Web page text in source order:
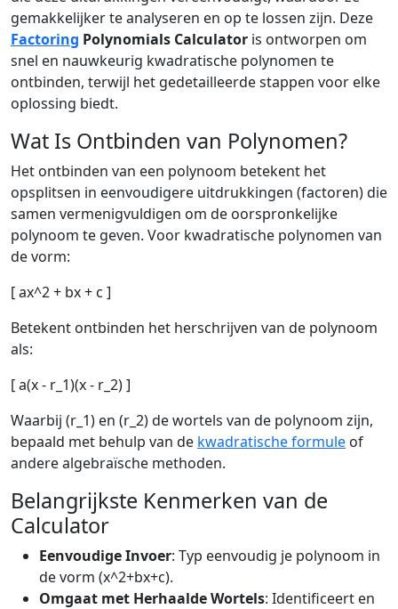
gemakkelijker te analyseren en op te lossen zijn. Deze
Factoring Polynomials Calculator is ontworpen om
snel en nauwkeurig kwadratische polynomen te
ontbinden, terwijl het gedetailleerde stappen voor elke
oplossing biedt.
Wat Is Ontbinden van Polynomen?
Het ontbinden van een polynoom betekent het
opsplitsen in eenvoudigere uitdrukkingen (factoren) die
samen vermenigvuldigen om de oorspronkelijke
polynoom te geven. Voor kwadratische polynomen van
de vorm:
[ ax^2 + bx + c ]
Betekent ontbinden het herschrijven van de polynoom
als:
[ a(x - r_1)(x - r_2) ]
Waarbij (r_1) en (r_2) de wortels van de polynoom zijn,
bepaald met behulp van de kwadratische formule of
andere algebraïsche methoden.
Belangrijkste Kenmerken van de
Calculator
Eenvoudige Invoer: Typ eenvoudig je polynoom in
de vorm (x^2+bx+c).
Omgaat met Herhaalde Wortels: Identificeert en